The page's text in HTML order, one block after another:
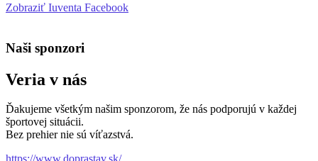
Zobraziť Iuventa Facebook
Naši sponzori
Veria v nás
Ďakujeme všetkým našim sponzorom, že nás podporujú v každej
športovej situácii.
Bez prehier nie sú víťazstvá.